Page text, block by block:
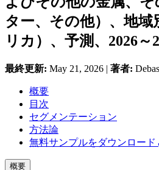
ター、その他）、地
リカ）、予測、2026～
最終更新: May 21, 2026 | 著者:
概要
目次
セグメンテーション
方法論
無料サンプルをダウンロード
概要